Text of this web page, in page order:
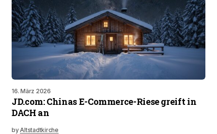
16. März 2026
JD.com: Chinas E-Commerce-Riese greift in
DACH an
byAltstadtkirche